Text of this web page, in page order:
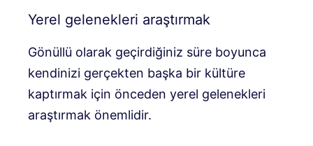
Yerel gelenekleri araştırmak
Gönüllü olarak geçirdiğiniz süre boyunca
kendinizi gerçekten başka bir kültüre
kaptırmak için önceden yerel gelenekleri
araştırmak önemlidir.